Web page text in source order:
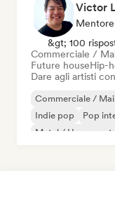
Victor
Mentore
&gt; 100
Commerciale /
Future houseHip-
Dare agli artisti
Commerciale /
Indie pop
Pop
Metal / Heavy